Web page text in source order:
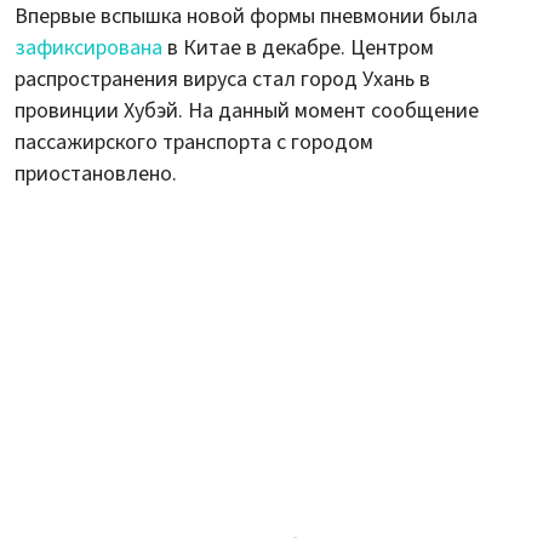
Впервые вспышка новой формы пневмонии была
зафиксирована в Китае в декабре. Центром
распространения вируса стал город Ухань в
провинции Хубэй. На данный момент сообщение
пассажирского транспорта с городом
приостановлено.